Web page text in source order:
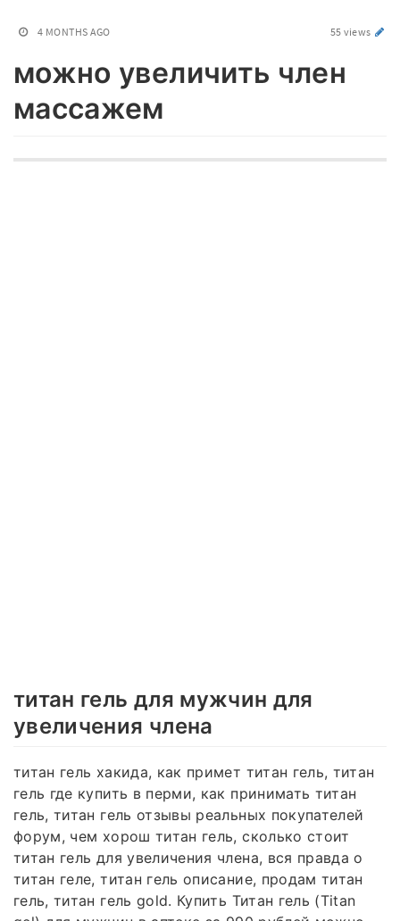
4 MONTHS AGO 55 views
можно увеличить член
массажем
титан гель для мужчин для
увеличения члена
титан гель хакида, как примет титан гель, титан
гель где купить в перми, как принимать титан
гель, титан гель отзывы реальных покупателей
форум, чем хорош титан гель, сколько стоит
титан гель для увеличения члена, вся правда о
титан геле, титан гель описание, продам титан
гель, титан гель gold. Купить Титан гель (Titan